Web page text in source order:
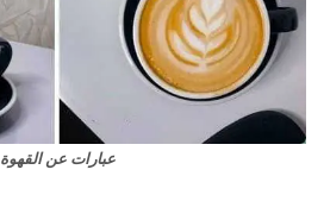
عبارات عن القهوة